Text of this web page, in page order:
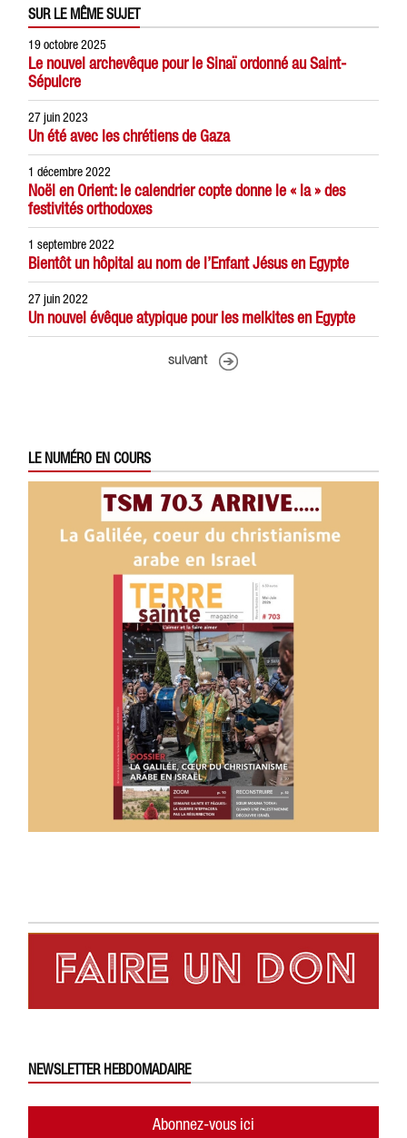
SUR LE MÊME SUJET
19 octobre 2025
Le nouvel archevêque pour le Sinaï ordonné au Saint-
Sépulcre
27 juin 2023
Un été avec les chrétiens de Gaza
1 décembre 2022
Noël en Orient: le calendrier copte donne le « la » des
festivités orthodoxes
1 septembre 2022
Bientôt un hôpital au nom de l’Enfant Jésus en Egypte
27 juin 2022
Un nouvel évêque atypique pour les melkites en Egypte
suivant
LE NUMÉRO EN COURS
NEWSLETTER HEBDOMADAIRE
Abonnez-vous ici